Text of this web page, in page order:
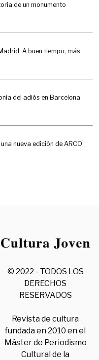
de un monumento
A buen tiempo, más
del adiós en Barcelona
nueva edición de ARCO
© 2022 - TODOS LOS
DERECHOS
RESERVADOS
Revista de cultura
fundada en 2010 en el
Máster de Periodismo
Cultural de la